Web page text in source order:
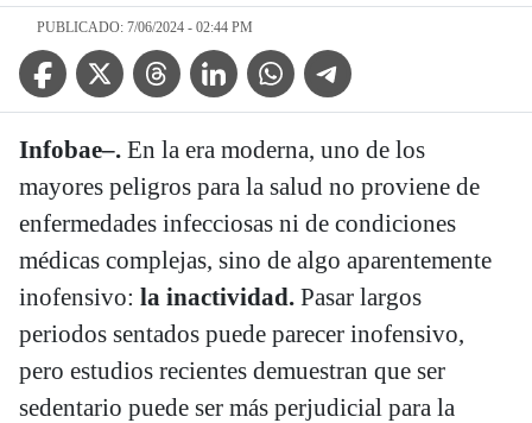
PUBLICADO: 7/06/2024 - 02:44 PM
Facebook IconTwitter IconThreads IconLinkedin IconWhatsApp IconTelegram Icon
Infobae–. En la era moderna, uno de los
mayores peligros para la salud no proviene de
enfermedades infecciosas ni de condiciones
médicas complejas, sino de algo aparentemente
inofensivo: la inactividad. Pasar largos
periodos sentados puede parecer inofensivo,
pero estudios recientes demuestran que ser
sedentario puede ser más perjudicial para la